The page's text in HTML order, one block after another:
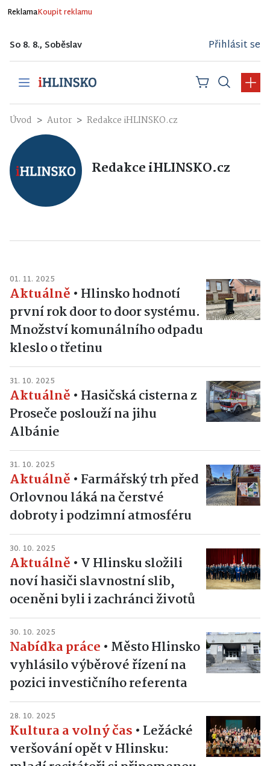
ReklamaKoupit reklamu
So 8. 8., Soběslav Přihlásit se
Úvod Autor Redakce iHLINSKO.cz
Redakce iHLINSKO.cz
01. 11. 2025
Aktuálně • Hlinsko hodnotí
první rok door to door systému.
Množství komunálního odpadu
kleslo o třetinu
31. 10. 2025
Aktuálně • Hasičská cisterna z
Proseče poslouží na jihu
Albánie
31. 10. 2025
Aktuálně • Farmářský trh před
Orlovnou láká na čerstvé
dobroty i podzimní atmosféru
30. 10. 2025
Aktuálně • V Hlinsku složili
noví hasiči slavnostní slib,
oceněni byli i zachránci životů
30. 10. 2025
Nabídka práce • Město Hlinsko
vyhlásilo výběrové řízení na
pozici investičního referenta
28. 10. 2025
Kultura a volný čas • Ležácké
veršování opět v Hlinsku: